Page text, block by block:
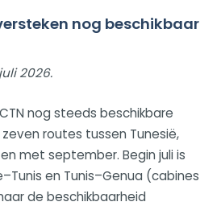
nog beschikbaar
2026.
nog steeds beschikbare
routes tussen Tunesië,
met september. Begin juli is
en Tunis–Genua (cabines
de beschikbaarheid